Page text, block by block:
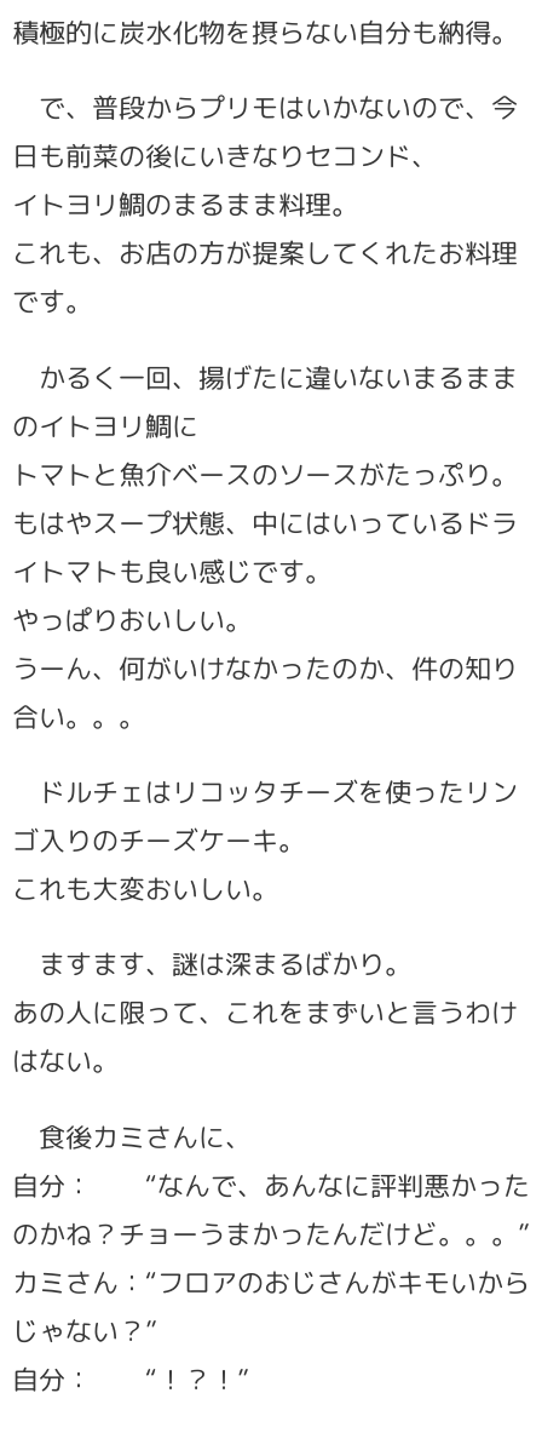
積極的に炭水化物を摂らない自分も納得。
で、普段からプリモはいかないので、今
日も前菜の後にいきなりセコンド、
イトヨリ鯛のまるまま料理。
これも、お店の方が提案してくれたお料理
です。
かるく一回、揚げたに違いないまるまま
のイトヨリ鯛に
トマトと魚介ベースのソースがたっぷり。
もはやスープ状態、中にはいっているドラ
イトマトも良い感じです。
やっぱりおいしい。
うーん、何がいけなかったのか、件の知り
合い。。。
ドルチェはリコッタチーズを使ったリン
ゴ入りのチーズケーキ。
これも大変おいしい。
ますます、謎は深まるばかり。
あの人に限って、これをまずいと言うわけ
はない。
食後カミさんに、
自分： “なんで、あんなに評判悪かった
のかね？チョーうまかったんだけど。。。”
カミさん：“フロアのおじさんがキモいから
じゃない？”
自分： “！？！”